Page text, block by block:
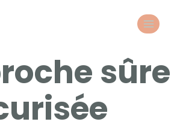
sûre